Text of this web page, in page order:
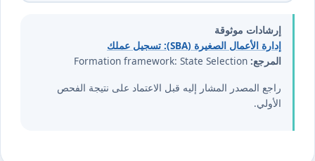
إرشادات موثوقة
إدارة الأعمال الصغيرة (SBA): تسجيل عملك
المرجع:
راجع المصدر المشار إليه قبل الاعتماد على نتيجة الفحص
الأولي.